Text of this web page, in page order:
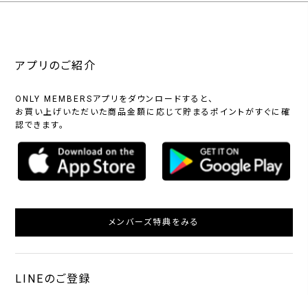
アプリのご紹介
ONLY MEMBERSアプリをダウンロードすると、
お買い上げいただいた商品金額に応じて貯まるポイントがすぐに確
認できます。
メンバーズ特典をみる
LINEのご登録